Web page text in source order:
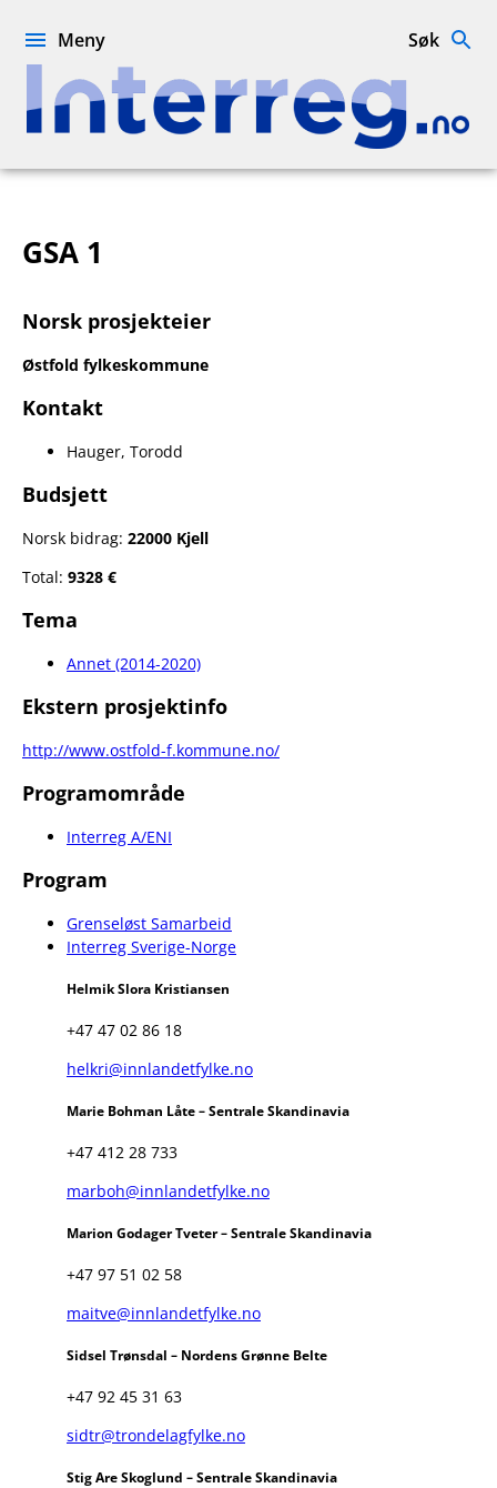
Interreg.no
Meny Søk
GSA 1
Norsk prosjekteier
Østfold fylkeskommune
Kontakt
Hauger, Torodd
Budsjett
Norsk bidrag: 22000 Kjell
Total: 9328 €
Tema
Annet (2014-2020)
Ekstern prosjektinfo
http://www.ostfold-f.kommune.no/
Programområde
Interreg A/ENI
Program
Grenseløst Samarbeid
Interreg Sverige-Norge
Helmik Slora Kristiansen
+47 47 02 86 18
helkri@innlandetfylke.no
Marie Bohman Låte – Sentrale Skandinavia
+47 412 28 733
marboh@innlandetfylke.no
Marion Godager Tveter – Sentrale Skandinavia
+47 97 51 02 58
maitve@innlandetfylke.no
Sidsel Trønsdal – Nordens Grønne Belte
+47 92 45 31 63
sidtr@trondelagfylke.no
Stig Are Skoglund – Sentrale Skandinavia